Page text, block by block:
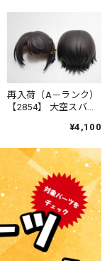
再入荷（A－ランク）
【2854】 大空スバル
髪パーツ ショート
¥4,100